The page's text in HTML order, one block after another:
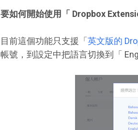
要如何開始使用「 Dropbox
目前這個功能只支援「 英文版的
帳號，到設定中把語言切換到「